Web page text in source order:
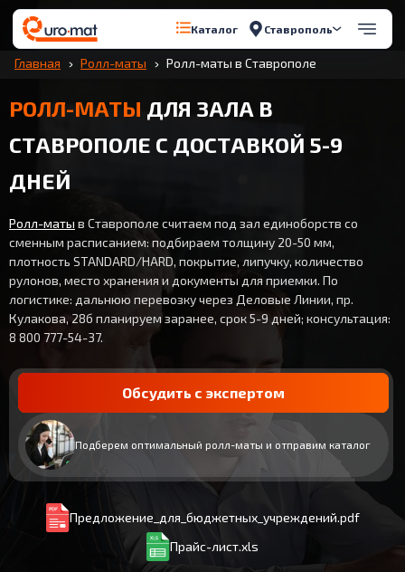
Каталог Ставрополь
Главная Ролл-маты Ролл-маты в Ставрополе
РОЛЛ-МАТЫ ДЛЯ ЗАЛА В
СТАВРОПОЛЕ С ДОСТАВКОЙ 5-9
ДНЕЙ
Ролл-маты в Ставрополе считаем под зал единоборств со
сменным расписанием: подбираем толщину 20-50 мм,
плотность STANDARD/HARD, покрытие, липучку, количество
рулонов, место хранения и документы для приемки. По
логистике: дальнюю перевозку через Деловые Линии, пр.
Кулакова, 28б планируем заранее, срок 5-9 дней; консультация:
8 800 777-54-37.
Обсудить с экспертом
Подберем оптимальный ролл-маты и отправим каталог
Предложение_для_бюджетных_учреждений.pdf
Прайс-лист.xls